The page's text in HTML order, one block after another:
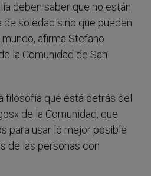
deben saber que no están
de soledad sino que pueden
afirma Stefano
la Comunidad de San
filosofía que está detrás del
de la Comunidad, que
para usar lo mejor posible
de las personas con